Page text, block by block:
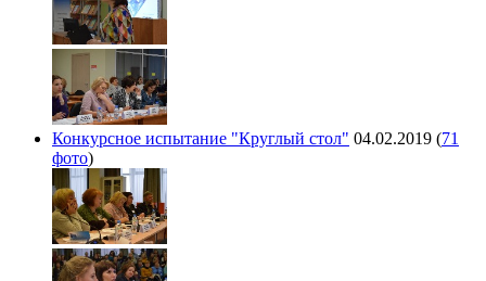
Конкурсное испытание "Круглый стол" 04.02.2019 (71
фото)